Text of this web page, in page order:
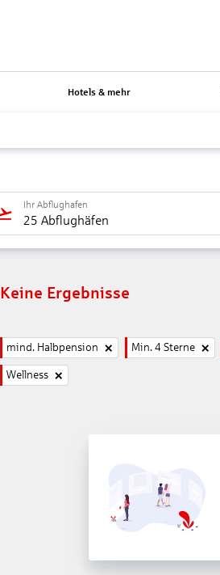
Hotels & mehr
Ihr Abflughafen
25 Abflughäfen
Keine Ergebnisse
mind. Halbpension Min. 4 Sterne
Wellness